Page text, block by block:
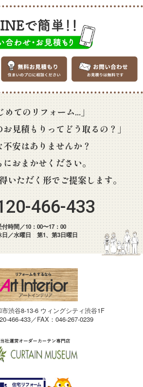
めてのリフォーム...」
お見積もりってどう取るの？」
不安はありませんか？
おまかせください。
いただく形でご提案します。
466-433
付時間／10：00〜17：00
日／水曜日 第1、第3日曜日
渋谷8-13-6 ウィングシティ渋谷1F
466-433／FAX：046-267-0239